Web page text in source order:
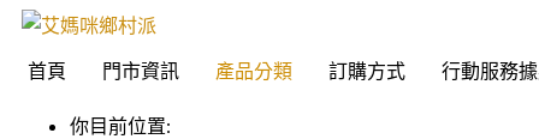
首頁 門市資訊 產品分類 訂購方式 行動服務
你目前位置: